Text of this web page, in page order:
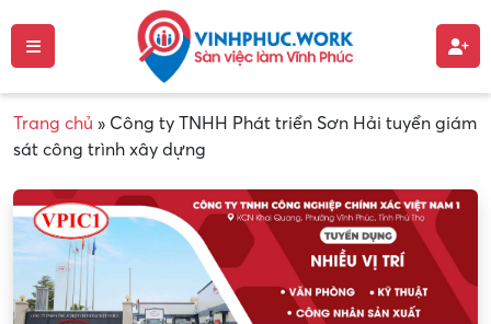
Trang chủ » Công ty TNHH Phát triển Sơn Hải tuyển giám
sát công trình xây dựng